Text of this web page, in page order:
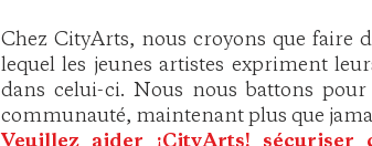
Chez CityArts, nous croyons que faire
lequel les jeunes artistes expriment
dans celui-ci. Nous nous battons
communauté, maintenant plus que
Veuillez aider ¡CityArts!